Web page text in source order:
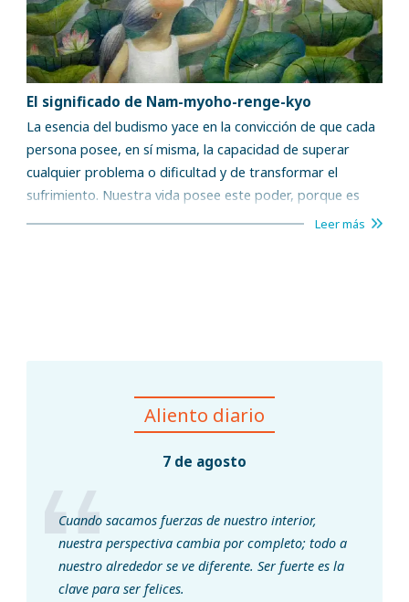
El significado de Nam-myoho-renge-kyo
La esencia del budismo yace en la convicción de que cada
persona posee, en sí misma, la capacidad de superar
cualquier problema o dificultad y de transformar el
sufrimiento. Nuestra vida posee este poder, porque es
inseparable de la ley fundamental que subyace alLeer más
Aliento diario
7 de agosto
Cuando sacamos fuerzas de nuestro interior,
nuestra perspectiva cambia por completo; todo a
nuestro alrededor se ve diferente. Ser fuerte es la
clave para ser felices.